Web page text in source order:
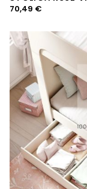
70,49 €